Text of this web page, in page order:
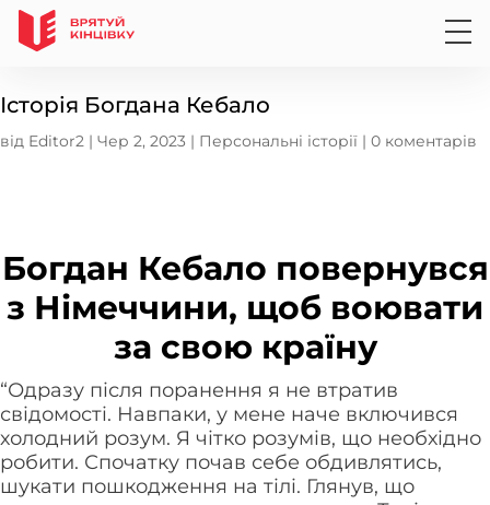
Історія Богдана Кебало
від Editor2 | Чер 2, 2023 | Персональні історії | 0 коментарів
Богдан Кебало повернувся
з Німеччини, щоб воювати
за свою країну
“Одразу після поранення я не втратив
свідомості. Навпаки, у мене наче включився
холодний розум. Я чітко розумів, що необхідно
робити. Спочатку почав себе обдивлятись,
шукати пошкодження на тілі. Глянув, що